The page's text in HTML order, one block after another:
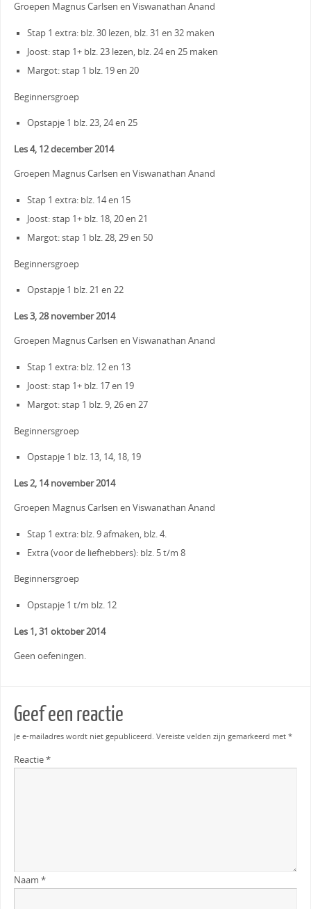
Groepen Magnus Carlsen en Viswanathan Anand
Stap 1 extra: blz. 30 lezen, blz. 31 en 32 maken
Joost: stap 1+ blz. 23 lezen, blz. 24 en 25 maken
Margot: stap 1 blz. 19 en 20
Beginnersgroep
Opstapje 1 blz. 23, 24 en 25
Les 4, 12 december 2014
Groepen Magnus Carlsen en Viswanathan Anand
Stap 1 extra: blz. 14 en 15
Joost: stap 1+ blz. 18, 20 en 21
Margot: stap 1 blz. 28, 29 en 50
Beginnersgroep
Opstapje 1 blz. 21 en 22
Les 3, 28 november 2014
Groepen Magnus Carlsen en Viswanathan Anand
Stap 1 extra: blz. 12 en 13
Joost: stap 1+ blz. 17 en 19
Margot: stap 1 blz. 9, 26 en 27
Beginnersgroep
Opstapje 1 blz. 13, 14, 18, 19
Les 2, 14 november 2014
Groepen Magnus Carlsen en Viswanathan Anand
Stap 1 extra: blz. 9 afmaken, blz. 4.
Extra (voor de liefhebbers): blz. 5 t/m 8
Beginnersgroep
Opstapje 1 t/m blz. 12
Les 1, 31 oktober 2014
Geen oefeningen.
Geef een reactie
Je e-mailadres wordt niet gepubliceerd. Vereiste velden zijn gemarkeerd met *
Reactie*
Naam *